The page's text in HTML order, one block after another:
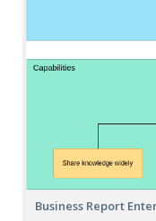
Business Report